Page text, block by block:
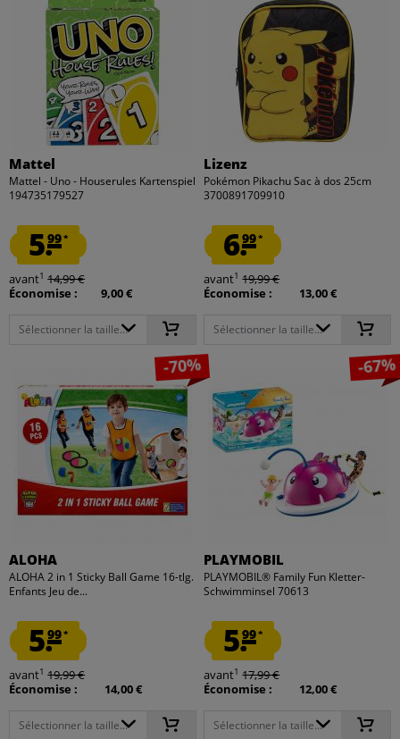
Mattel
Mattel - Uno - Houserules Kartenspiel
194735179527
5.99*
avant1 14,99 €
Économise :
9,00 €
Sélectionner la taille...
Lizenz
Pokémon Pikachu Sac à dos 25cm
3700891709910
6.99*
avant1 19,99 €
Économise :
13,00 €
Sélectionner la taille...
-70%
ALOHA
ALOHA 2 in 1 Sticky Ball Game 16-tlg.
Enfants Jeu de...
5.99*
avant1 19,99 €
Économise :
14,00 €
Sélectionner la taille...
-67%
PLAYMOBIL
PLAYMOBIL® Family Fun Kletter-
Schwimminsel 70613
5.99*
avant1 17,99 €
Économise :
12,00 €
Sélectionner la taille...